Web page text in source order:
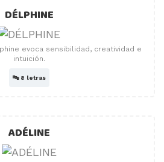
DÉLPHINE
evoca sensibilidad, creatividad e
intuición.
🔤 8 letras
ADÉLINE